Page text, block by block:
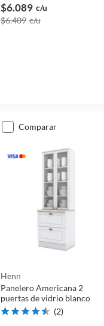
$6.089 c/u
$6.409 c/u
comparar
Henn
Panelero Americana 2
puertas de vidrio blanco
(2)